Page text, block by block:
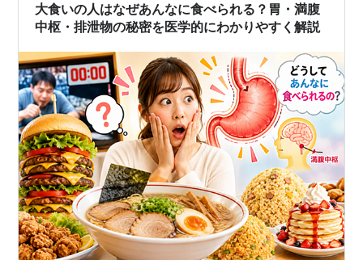
大食いの人はなぜあんなに食べられる？胃・満腹
中枢・排泄物の秘密を医学的にわかりやすく解説